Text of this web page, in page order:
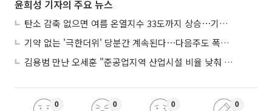
윤희성 기자의 주요 뉴스
탄소 감축 없으면 여름 온열지수 33도까지 상승⋯기상청, 2100년 미래전망
기약 없는 '극한더위' 당분간 계속된다⋯다음주도 폭염·열대야 지속
김용범 만난 오세훈 "준공업지역 산업시설 비율 낮춰 공급 늘려야"
0 0 0 0